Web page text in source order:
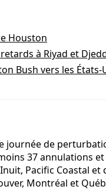
Houston
à Riyad et
Bush vers les États-
journée de
37 annulations et
Pacific Coastal et
Montréal et